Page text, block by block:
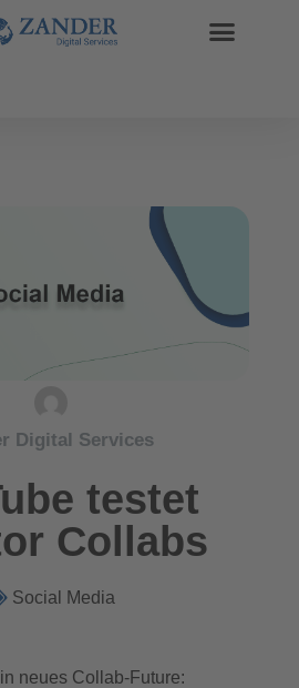
Digital Services
testet
Collabs
Social Media
neues Collab-Future: